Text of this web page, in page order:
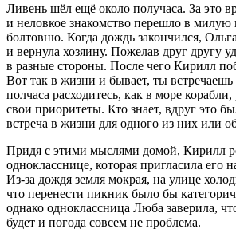
Ливень шёл ещё около получаса. За это
и неловкое знакомство перешло в милую
болтовню. Когда дождь закончился,
и вернула хозяину. Пожелав друг другу
в разные стороны. После чего Кирилл
Вот так в жизни и бывает, ты встречаешь
полчаса расходитесь, как в море
свои приоритеты. Кто знает, вдруг это
встреча в жизни для одного из них или
Придя с этими мыслями домой, Кирилл
однокласснице, которая пригласила его
Из-за дождя земля мокрая, на улице
что перенести пикник было бы
однако одноклассница Люба заверила,
будет и погода совсем не проблема.